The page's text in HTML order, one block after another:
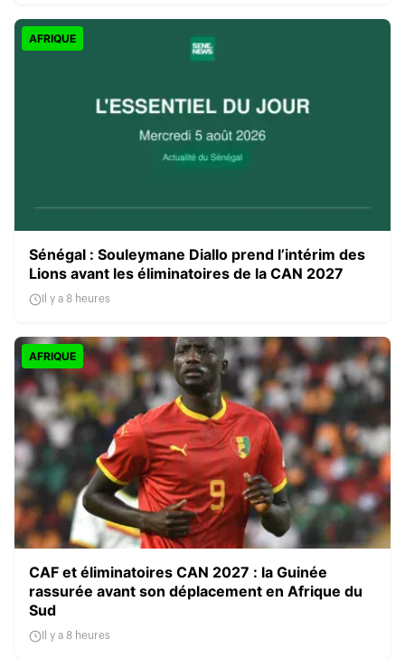
AFRIQUE
Sénégal : Souleymane Diallo prend l’intérim des
Lions avant les éliminatoires de la CAN 2027
Il y a 8 heures
AFRIQUE
CAF et éliminatoires CAN 2027 : la Guinée
rassurée avant son déplacement en Afrique du
Sud
Il y a 8 heures